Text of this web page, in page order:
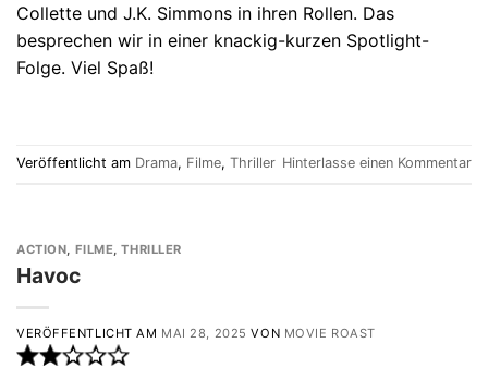
Collette und J.K. Simmons in ihren Rollen. Das
besprechen wir in einer knackig-kurzen Spotlight-
Folge. Viel Spaß!
Veröffentlicht am Drama, Filme, Thriller Hinterlasse einen Kommentar
ACTION, FILME,THRILLER
Havoc
VERÖFFENTLICHT AM MAI 28, 2025 VON MOVIE ROAST